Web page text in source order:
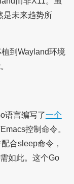
是未来趋势所
到Wayland环境
语言编写了一个
控制命令。
合sleep命令，
如此。这个Go